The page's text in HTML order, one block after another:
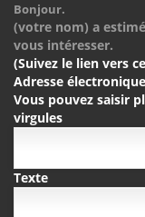
Bonjour.
(votre nom) a
vous intéresser.
(Suivez le lien vers
Adresse
Vous pouvez saisir
virgules
Texte